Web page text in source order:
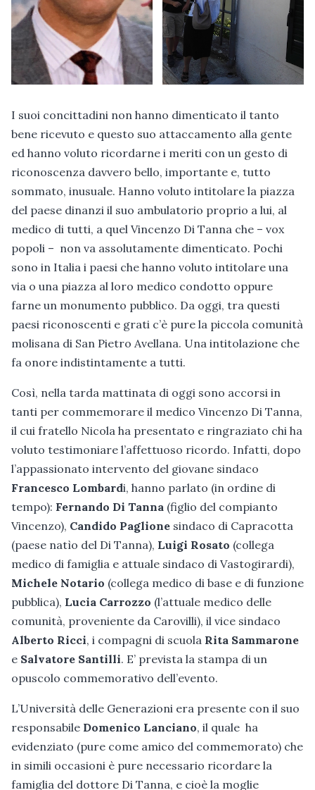
I suoi concittadini non hanno dimenticato il tanto
bene ricevuto e questo suo attaccamento alla gente
ed hanno voluto ricordarne i meriti con un gesto di
riconoscenza davvero bello, importante e, tutto
sommato, inusuale. Hanno voluto intitolare la piazza
del paese dinanzi il suo ambulatorio proprio a lui, al
medico di tutti, a quel Vincenzo Di Tanna che – vox
popoli – non va assolutamente dimenticato. Pochi
sono in Italia i paesi che hanno voluto intitolare una
via o una piazza al loro medico condotto oppure
farne un monumento pubblico. Da oggi, tra questi
paesi riconoscenti e grati c’è pure la piccola comunità
molisana di San Pietro Avellana. Una intitolazione che
fa onore indistintamente a tutti.
Così, nella tarda mattinata di oggi sono accorsi in
tanti per commemorare il medico Vincenzo Di Tanna,
il cui fratello Nicola ha presentato e ringraziato chi ha
voluto testimoniare l’affettuoso ricordo. Infatti, dopo
l’appassionato intervento del giovane sindaco
Francesco Lombardi, hanno parlato (in ordine di
tempo): Fernando Di Tanna (figlio del compianto
Vincenzo), Candido Paglione sindaco di Capracotta
(paese natìo del Di Tanna), Luigi Rosato (collega
medico di famiglia e attuale sindaco di Vastogirardi),
Michele Notario (collega medico di base e di funzione
pubblica), Lucia Carrozzo (l’attuale medico delle
comunità, proveniente da Carovilli), il vice sindaco
Alberto Ricci, i compagni di scuola Rita Sammarone
e Salvatore Santilli. E’ prevista la stampa di un
opuscolo commemorativo dell’evento.
L’Università delle Generazioni era presente con il suo
responsabile Domenico Lanciano, il quale ha
evidenziato (pure come amico del commemorato) che
in simili occasioni è pure necessario ricordare la
famiglia del dottore Di Tanna, e cioè la moglie